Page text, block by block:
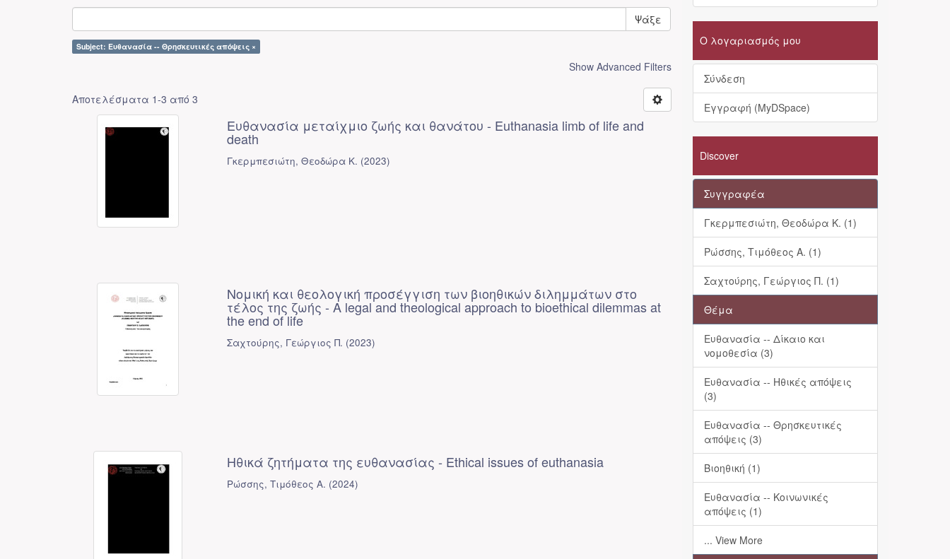
Ψάξε
Subject: Ευθανασία -- Θρησκευτικές απόψεις ×
Show Advanced Filters
Αποτελέσματα 1-3 από 3
Ευθανασία μεταίχμιο ζωής και θανάτου - Euthanasia limb of life and
death
Γκερμπεσιώτη, Θεοδώρα Κ. (2023)
Νομική και θεολογική προσέγγιση των βιοηθικών διλημμάτων στο
τέλος της ζωής - A legal and theological approach to bioethical dilemmas at
the end of life
Σαχτούρης, Γεώργιος Π. (2023)
Ηθικά ζητήματα της ευθανασίας - Ethical issues of euthanasia
Ρώσσης, Τιμόθεος Α. (2024)
Ο λογαριασμός μου
Σύνδεση
Εγγραφή (MyDSpace)
Discover
Συγγραφέα
Γκερμπεσιώτη, Θεοδώρα Κ. (1)
Ρώσσης, Τιμόθεος Α. (1)
Σαχτούρης, Γεώργιος Π. (1)
Θέμα
Ευθανασία -- Δίκαιο και
νομοθεσία (3)
Ευθανασία -- Ηθικές απόψεις
(3)
Ευθανασία -- Θρησκευτικές
απόψεις (3)
Βιοηθική (1)
Ευθανασία -- Κοινωνικές
απόψεις (1)
... View More